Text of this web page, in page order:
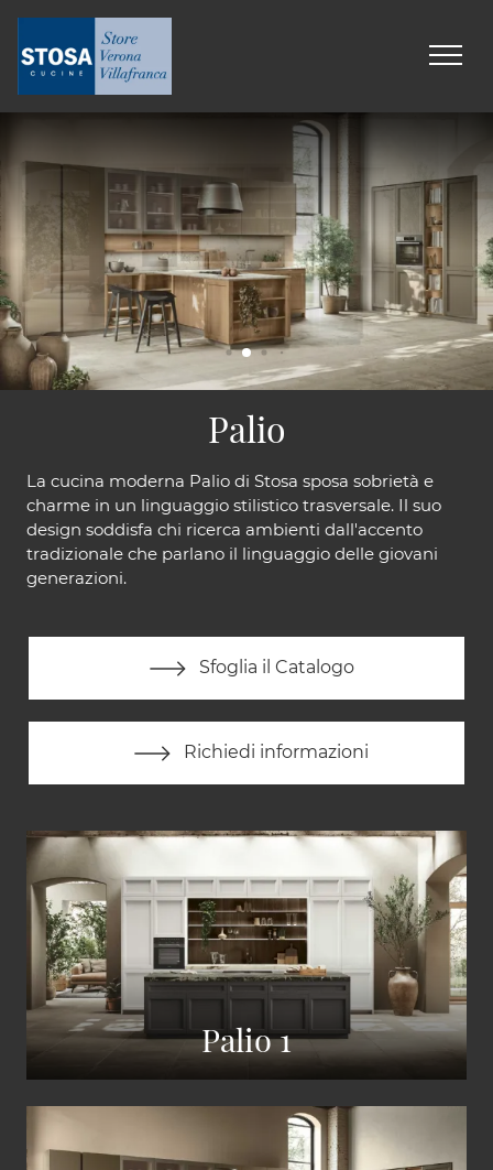
Palio 1
Palio
La cucina moderna Palio di Stosa sposa sobrietà e
charme in un linguaggio stilistico trasversale. Il suo
design soddisfa chi ricerca ambienti dall'accento
tradizionale che parlano il linguaggio delle giovani
generazioni.
Sfoglia il Catalogo
Richiedi informazioni